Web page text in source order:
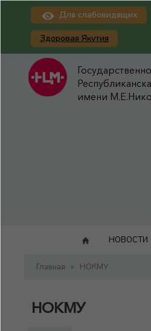
Для слабовидящих
Здоровая Якутия
имени
НОВОСТИ
Главная » НОКМУ
НОКМУ